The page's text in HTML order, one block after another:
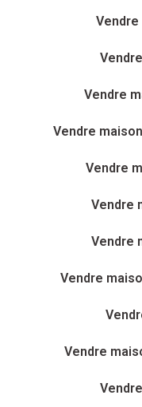
Vendre
Vendre
Vendre
Vendre
Vendre
Vendre
Vendre